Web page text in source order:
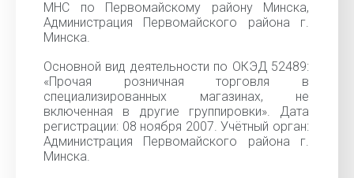
МНС по Первомайскому району Минска,
Администрация Первомайского района г.
Минска.
Основной вид деятельности по ОКЭД 52489:
«Прочая розничная торговля в
специализированных магазинах, не
включенная в другие группировки». Дата
регистрации: 08 ноября 2007. Учётный орган:
Администрация Первомайского района г.
Минска.